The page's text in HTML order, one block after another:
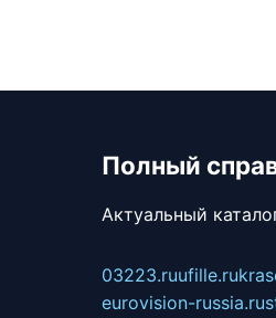
Полный
Актуальный
03223.ruufille.ru
eurovision-russia.ru